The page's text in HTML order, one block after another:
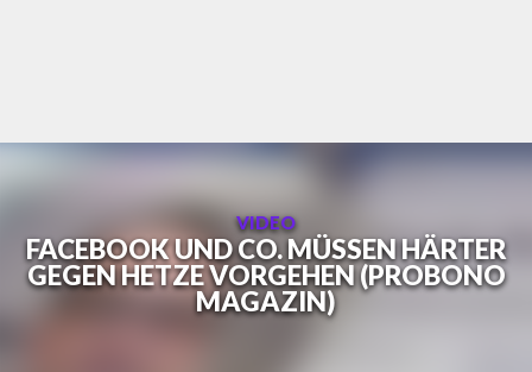
VIDEO
FACEBOOK UND CO. MÜSSEN HÄRTER
GEGEN HETZE VORGEHEN (PROBONO
MAGAZIN)